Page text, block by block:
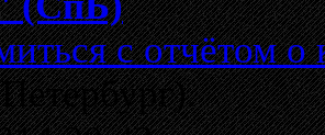
с отчётом о